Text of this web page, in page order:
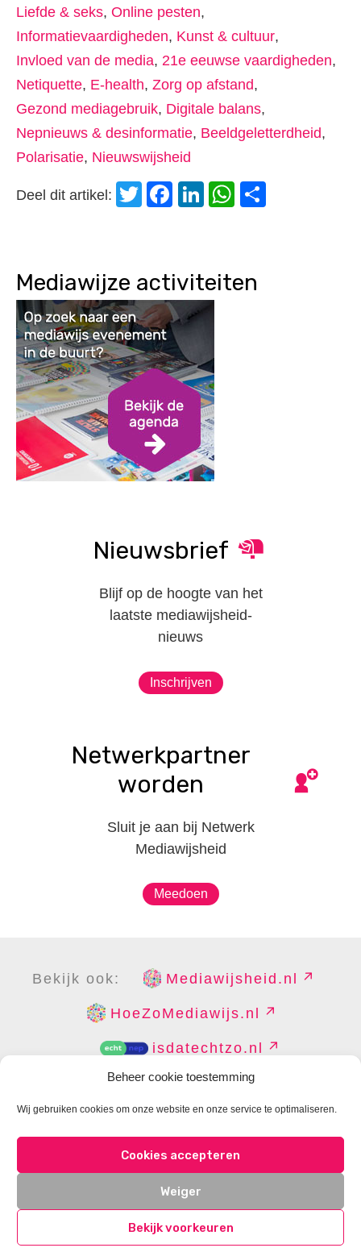
Beheer cookie toestemming
Wij gebruiken cookies om onze website en onze service te optimaliseren.
Cookies accepteren
Weiger
Bekijk voorkeuren
Liefde & seks, Online pesten,
Informatievaardigheden, Kunst & cultuur,
Invloed van de media, 21e eeuwse vaardigheden,
Netiquette, E-health, Zorg op afstand,
Gezond mediagebruik, Digitale balans,
Nepnieuws & desinformatie, Beeldgeletterdheid,
Polarisatie, Nieuwswijsheid
Deel dit artikel: Twitter
Facebook
LinkedIn
WhatsApp
Mediawijze activiteiten
Nieuwsbrief
Blijf op de hoogte van het
laatste mediawijsheid-
nieuws
Inschrijven
Netwerkpartner
worden
Sluit je aan bij Netwerk
Mediawijsheid
Meedoen
Bekijk ook: Mediawijsheid.nl
HoeZoMediawijs.nl
isdatechtzo.nl
DISCLAIMER PRIVACY
CONTACT
COOKIES BEHEREN